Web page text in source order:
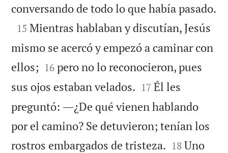
conversando de todo lo que había pasado.

15 Mientras hablaban y discutían, Jesús
mismo se acercó y empezó a caminar con
ellos; 

16 pero no lo reconocieron, pues
sus ojos estaban velados. 

17 Él les
preguntó: ―¿De qué vienen hablando
por el camino? Se detuvieron; tenían los
rostros embargados de tristeza. 

18 Uno